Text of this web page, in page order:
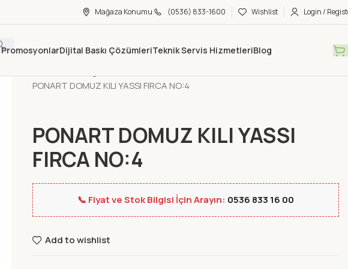
Mağaza Konumu (0536) 833-1600 Wishlist Login /
PromosyonlarDijital Baskı ÇözümleriTeknik Servis HizmetleriBlog
PONART DOMUZ KILI YASSI FIRCA NO:4
PONART DOMUZ KILI YASSI
FIRCA NO:4
📞 Fiyat ve Stok Bilgisi İçin Arayın: 0536 833 16 00
Add to wishlist